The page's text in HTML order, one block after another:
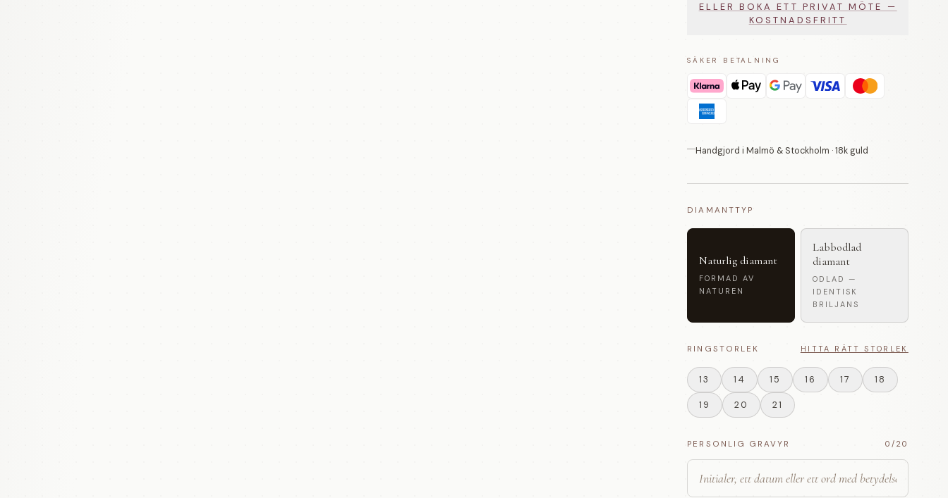
ELLER BOKA ETT PRIVAT MÖTE —
KOSTNADSFRITT
SÄKER BETALNING
Handgjord i Malmö & Stockholm · 18k guld
DIAMANTTYP
Naturlig diamant
FORMAD AV
NATUREN
Labbodlad
diamant
ODLAD —
IDENTISK
BRILJANS
RINGSTORLEK HITTA RÄTT STORLEK
13 14 15 16 17 18
19 20 21
PERSONLIG GRAVYR 0 /20